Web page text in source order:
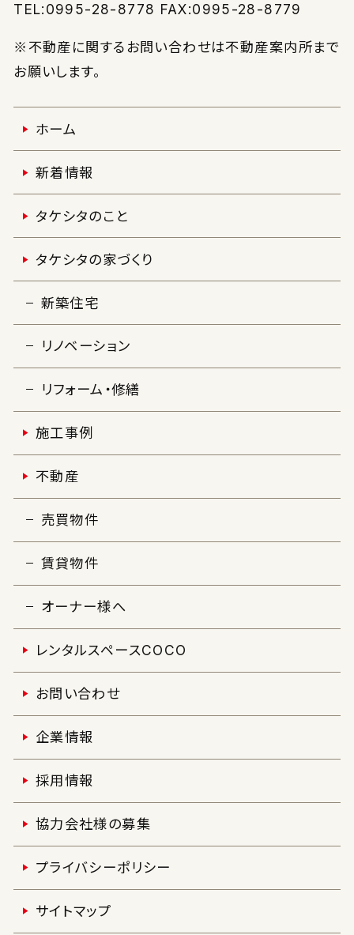
TEL:0995-28-8778 FAX:0995-28-8779
※不動産に関するお問い合わせは不動産案内所まで
お願いします。
ホーム
新着情報
タケシタのこと
タケシタの家づくり
新築住宅
リノベーション
リフォーム・修繕
施工事例
不動産
売買物件
賃貸物件
オーナー様へ
レンタルスペースCOCO
お問い合わせ
企業情報
採用情報
協力会社様の募集
プライバシーポリシー
サイトマップ